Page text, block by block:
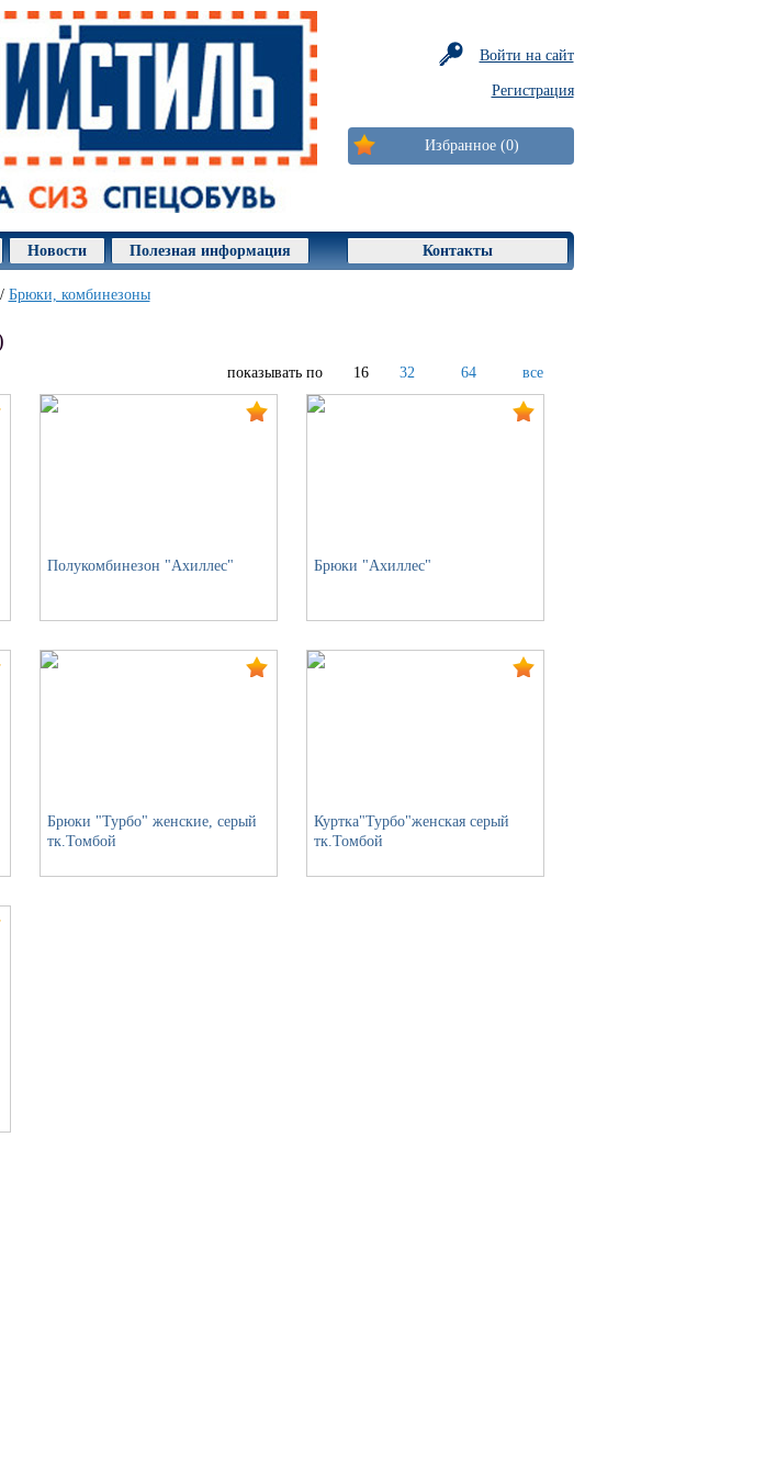
Войти на сайт
Регистрация
Избранное (0)
Новости Полезная информация Контакты
Брюки, комбинезоны
все
64
32
16
показывать по
Полукомбинезон "Ахиллес" Брюки "Ахиллес"
Брюки "Турбо" женские, серый
тк.Томбой
Куртка"Турбо"женская серый
тк.Томбой